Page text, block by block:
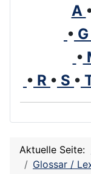
A
• G
•
• R • S •
Aktuelle Seite:
Glossar /